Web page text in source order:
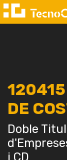
DE
Doble
i CD